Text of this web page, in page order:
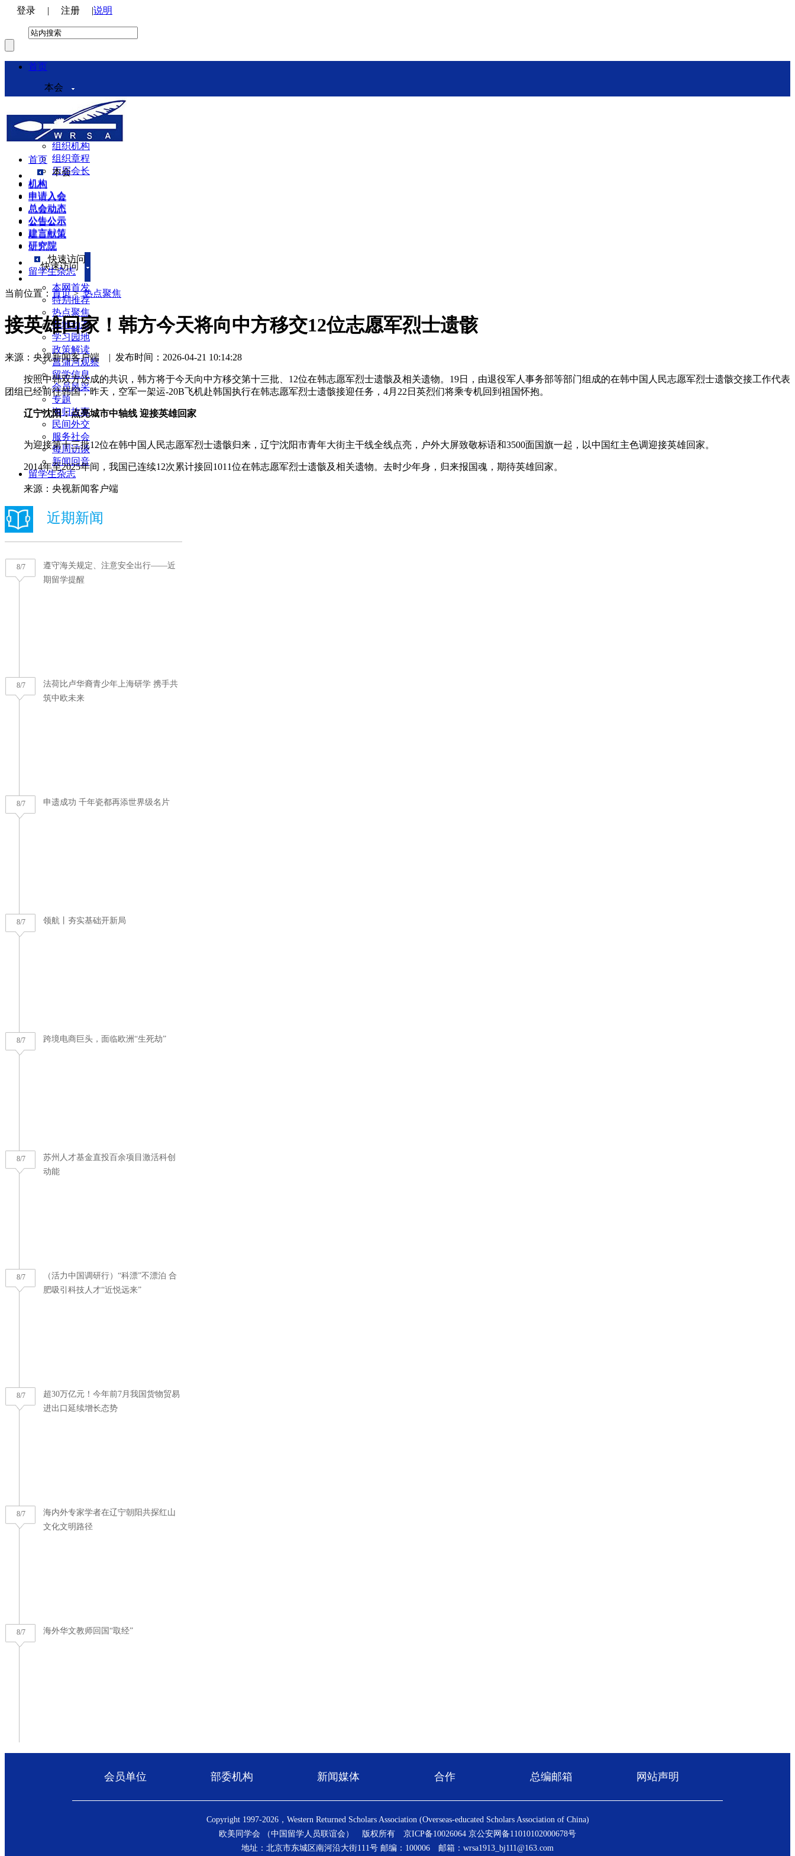
登录 | 注册 |说明
首页
本会
本会介绍
领导机构
理事会
组织机构
组织章程
历届会长
机构
申请入会
总会动态
公告公示
建言献策
研究院
快速访问
本网首发
特别推荐
热点聚焦
各地动态
学习园地
政策解读
菖蒲河观察
留学信息
会员风采
专题
海归故事
民间外交
服务社会
每周访谈
新闻回音
留学生杂志
首页
本会
机构
申请入会
总会动态
公告公示
建言献策
研究院
快速访问
留学生杂志
当前位置： 首页>热点聚焦
接英雄回家！韩方今天将向中方移交12位志愿军烈士遗骸
来源：央视新闻客户端 | 发布时间：2026-04-21 10:14:28
按照中韩双方达成的共识，韩方将于今天向中方移交第十三批、12位在韩志愿军烈士遗骸及相关遗物。19日，由退役军人事务部等部门组成的在韩中国人民志愿军烈士遗骸交接工作代表
团组已经前往韩国，昨天，空军一架运-20B飞机赴韩国执行在韩志愿军烈士遗骸接迎任务，4月22日英烈们将乘专机回到祖国怀抱。
辽宁沈阳：点亮城市中轴线 迎接英雄回家
为迎接第十三批12位在韩中国人民志愿军烈士遗骸归来，辽宁沈阳市青年大街主干线全线点亮，户外大屏致敬标语和3500面国旗一起，以中国红主色调迎接英雄回家。
2014年至2025年间，我国已连续12次累计接回1011位在韩志愿军烈士遗骸及相关遗物。去时少年身，归来报国魂，期待英雄回家。
来源：央视新闻客户端